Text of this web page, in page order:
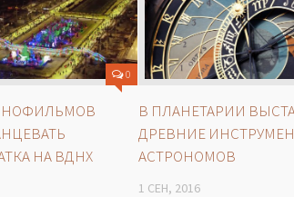
0
НА ВДНХ
В ПЛАНЕТАРИИ
ДРЕВНИЕ
АСТРОНОМОВ
1 СЕН, 2016